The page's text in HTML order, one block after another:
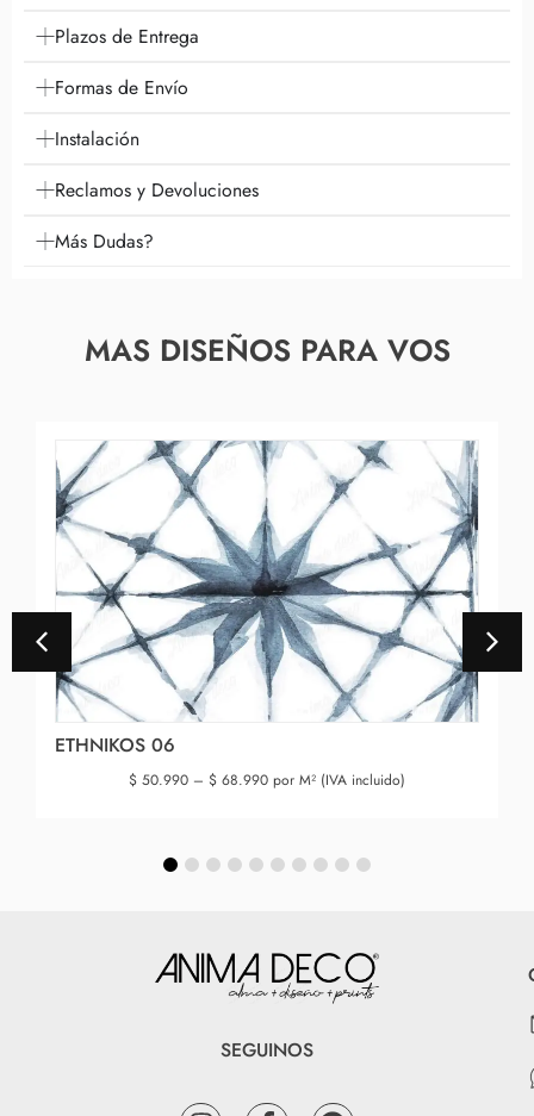
Plazos de Entrega
Formas de Envío
Instalación
Reclamos y Devoluciones
Más Dudas?
MAS DISEÑOS PARA VOS
ETHNIKOS 06
$ 50.990 – $ 68.990 por M² (IVA incluido)
SEGUINOS